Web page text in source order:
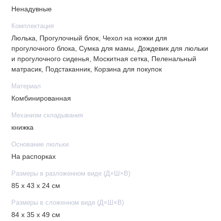
Прогулочный блок
• Для детей от 6 месяцев до 3-х лет
• Максимальный вес ребенка: 15 кг
• Накидка на ножки
• Регулируемая спинка
• Ручка-бампер
• Ремни безопасности: 5-точечные
• Регулируемая подножка
• Реверсивный блок
• Размеры сидения: 44 х 34 см
• Механизм складывания: книжка
• Регулируемая ручка: 6 положений
Ненадувные
Комплектация
Люлька, Прогулочный блок, Чехол на ножки для
прогулочного блока, Сумка для мамы, Дождевик для люльки
и прогулочного сиденья, Москитная сетка, Пеленальный
матрасик, Подстаканник, Корзина для покупок
Материал
Комбинированная
Механизм складывания
книжка
Основание люльки
На распорках
Размеры в разложенном виде (Д×Ш×В)
85 х 43 х 24 см
Размеры в сложенном виде (Д×Ш×В)
84 х 35 х 49 см